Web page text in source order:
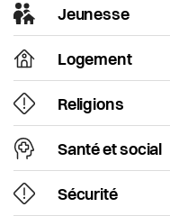
Santé et social
Sécurité
S’installer à Vevey
Sport
Jeunesse
Logement
Religions
Santé et social
Sécurité